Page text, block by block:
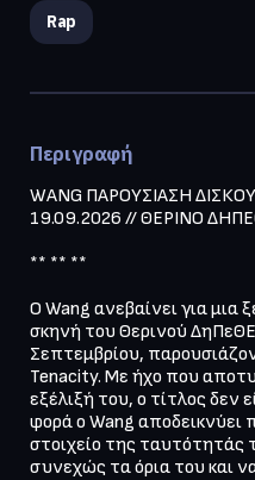
Rap
Περιγραφή
WANG ΠΑΡΟΥΣΙΑΣΗ
19.09.2026 // ΘΕΡΙΝΟ
** ** **
Ο Wang ανεβαίνει για μια
σκηνή του Θερινού
Σεπτεμβρίου,
Tenacity. Με ήχο που
εξέλιξή του, ο τίτλος δεν
φορά ο Wang
στοιχείο της ταυτότητάς
συνεχώς τα όρια του και